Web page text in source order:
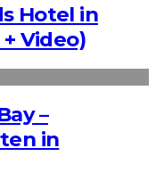
Hotel in
Video)
–
in